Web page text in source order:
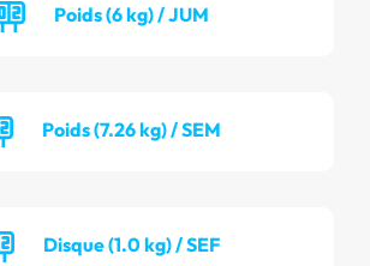
Poids (6 kg) / JUM
Poids (7.26 kg) / SEM
Disque (1.0 kg) / SEF